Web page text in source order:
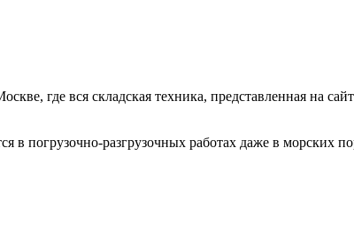
где вся складская техника, представленная на
в погрузочно-разгрузочных работах даже в морских